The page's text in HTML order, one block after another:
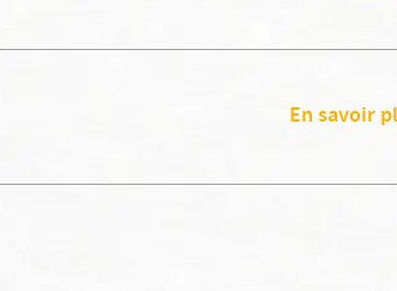
En savoir